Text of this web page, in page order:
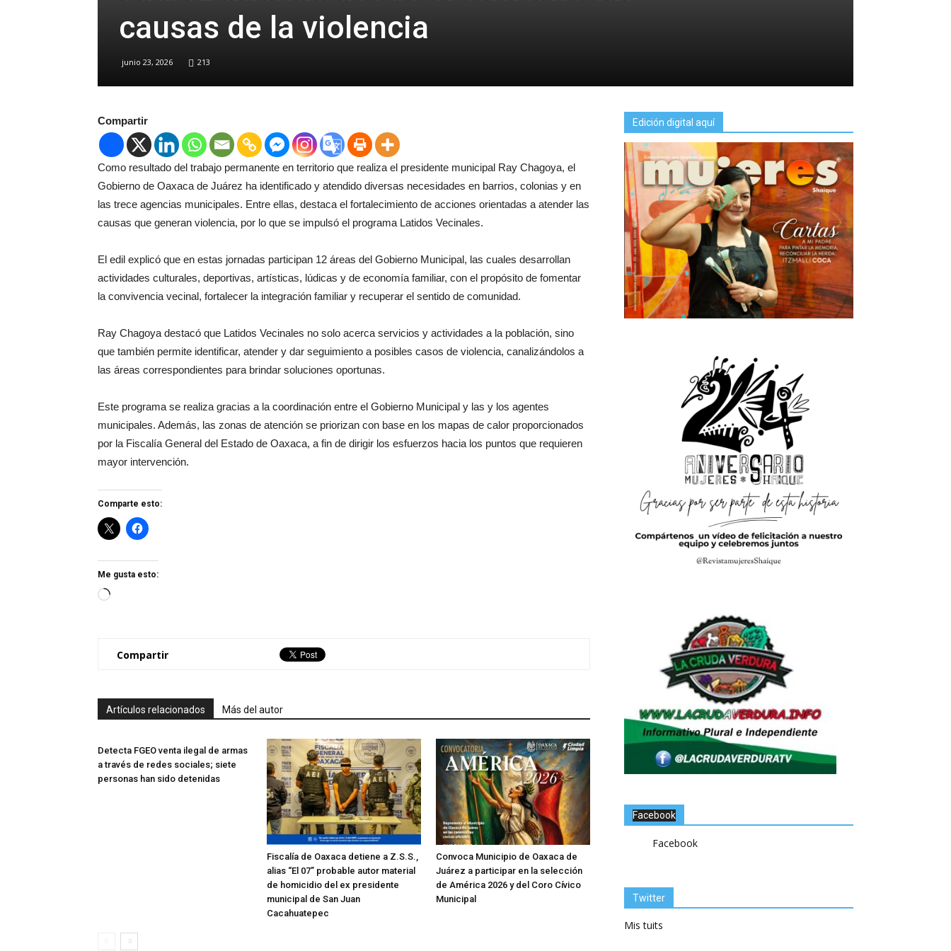
causas de la violencia
junio 23, 2026 213
Compartir
Como resultado del trabajo permanente en territorio que realiza el presidente municipal Ray Chagoya, el
Gobierno de Oaxaca de Juárez ha identificado y atendido diversas necesidades en barrios, colonias y en
las trece agencias municipales. Entre ellas, destaca el fortalecimiento de acciones orientadas a atender las
causas que generan violencia, por lo que se impulsó el programa Latidos Vecinales.
El edil explicó que en estas jornadas participan 12 áreas del Gobierno Municipal, las cuales desarrollan
actividades culturales, deportivas, artísticas, lúdicas y de economía familiar, con el propósito de fomentar
la convivencia vecinal, fortalecer la integración familiar y recuperar el sentido de comunidad.
Ray Chagoya destacó que Latidos Vecinales no solo acerca servicios y actividades a la población, sino
que también permite identificar, atender y dar seguimiento a posibles casos de violencia, canalizándolos a
las áreas correspondientes para brindar soluciones oportunas.
Este programa se realiza gracias a la coordinación entre el Gobierno Municipal y las y los agentes
municipales. Además, las zonas de atención se priorizan con base en los mapas de calor proporcionados
por la Fiscalía General del Estado de Oaxaca, a fin de dirigir los esfuerzos hacia los puntos que requieren
mayor intervención.
Comparte esto:
Me gusta esto:
Loading…
Compartir
Artículos relacionados Más del autor
Detecta FGEO venta ilegal de armas
a través de redes sociales; siete
personas han sido detenidas
Fiscalía de Oaxaca detiene a Z.S.S.,
alias “El 07” probable autor material
de homicidio del ex presidente
municipal de San Juan
Cacahuatepec
Convoca Municipio de Oaxaca de
Juárez a participar en la selección
de América 2026 y del Coro Cívico
Municipal
Edición digital aquí
Facebook
Facebook
Twitter
Mis tuits